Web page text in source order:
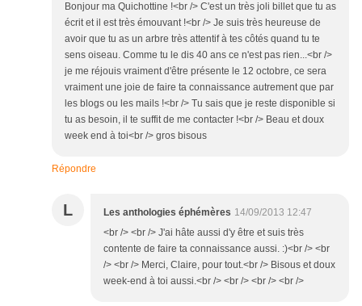
Bonjour ma Quichottine !<br /> C'est un très joli billet que tu as
écrit et il est très émouvant !<br /> Je suis très heureuse de
avoir que tu as un arbre très attentif à tes côtés quand tu te
sens oiseau. Comme tu le dis 40 ans ce n'est pas rien...<br />
je me réjouis vraiment d'être présente le 12 octobre, ce sera
vraiment une joie de faire ta connaissance autrement que par
les blogs ou les mails !<br /> Tu sais que je reste disponible si
tu as besoin, il te suffit de me contacter !<br /> Beau et doux
week end à toi<br /> gros bisous
Répondre
L Les anthologies éphémères 14/09/2013 12:47
<br /> <br /> J'ai hâte aussi d'y être et suis très
contente de faire ta connaissance aussi. :)<br /> <br
/> <br /> Merci, Claire, pour tout.<br /> Bisous et doux
week-end à toi aussi.<br /> <br /> <br /> <br />